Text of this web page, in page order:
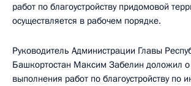
работ по благоустройству придомовой
осуществляется в рабочем порядке.
Руководитель Администрации Главы
Башкортостан Максим Забелин доложил о
выполнения работ по благоустройству по